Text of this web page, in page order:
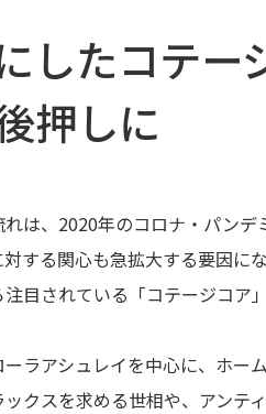
したコテ
押しに
は、2020年のコロナ・パン
する関心も急拡大する要因にな
目されている「コテージコ
ラアシュレイを中心に、ホー
クスを求める世相や、アンテ